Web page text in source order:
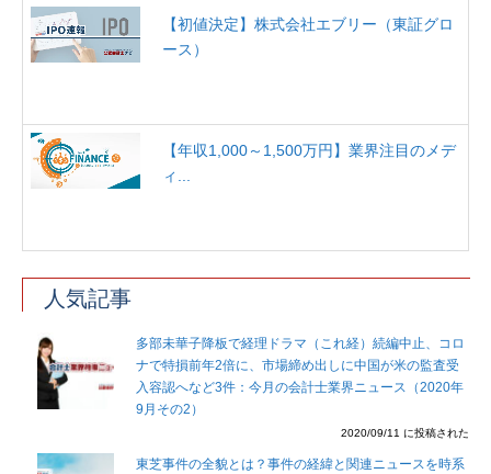
【初値決定】株式会社エブリー（東証グロ
ース）
【年収1,000～1,500万円】業界注目のメデ
ィ...
人気記事
多部未華子降板で経理ドラマ（これ経）続編中止、コロ
ナで特損前年2倍に、市場締め出しに中国が米の監査受
入容認へなど3件：今月の会計士業界ニュース（2020年
9月その2）
2020/09/11 に投稿された
東芝事件の全貌とは？事件の経緯と関連ニュースを時系